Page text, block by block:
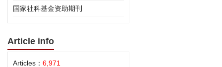
国家社科基金资助期刊
Article info
Articles： 6,971